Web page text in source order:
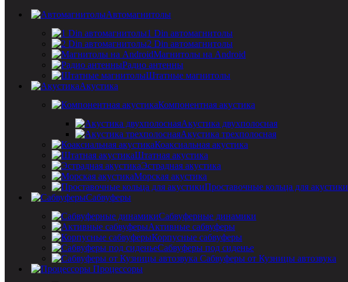
Автомагнитолы
1 Din автомагнитолы
2 Din автомагнитолы
Магнитолы на Android
Радио антенны
Штатные магнитолы
Акустика
Компонентная акустика
Акустика двухполосная
Акустика трехполосная
Коаксиальная акустика
Штатная акустика
Эстрадная акустика
Морская акустика
Проставочные кольца для акустики
Сабвуферы
Сабвуферные динамики
Активные сабвуферы
Корпусные сабвуферы
Сабвуферы под сиденье
Сабвуферы от Кузницы автозвука
Процессоры